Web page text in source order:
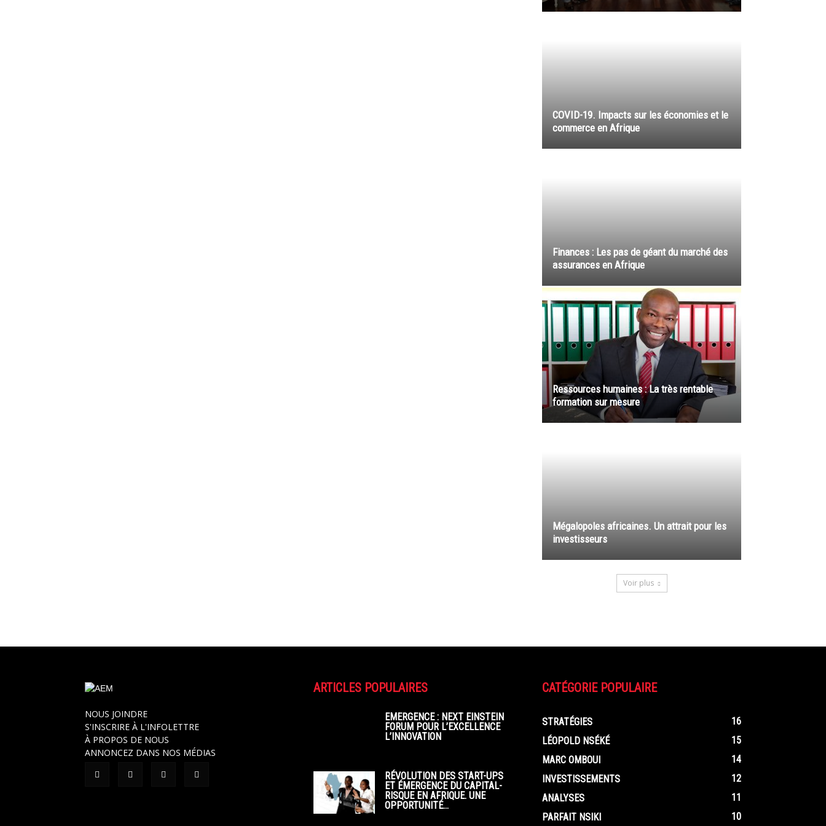
COVID-19. Impacts sur les économies et le
commerce en Afrique
Finances : Les pas de géant du marché des
assurances en Afrique
Ressources humaines : La très rentable
formation sur mesure
Mégalopoles africaines. Un attrait pour les
investisseurs
Voir plus
NOUS JOINDRE
S'INSCRIRE À L'INFOLETTRE
À PROPOS DE NOUS
ANNONCEZ DANS NOS MÉDIAS
ARTICLES POPULAIRES
EMERGENCE : NEXT EINSTEIN
FORUM POUR L’EXCELLENCE
L’INNOVATION
RÉVOLUTION DES START-UPS
ET ÉMERGENCE DU CAPITAL-
RISQUE EN AFRIQUE. UNE
OPPORTUNITÉ...
CATÉGORIE POPULAIRE
STRATÉGIES
16
LÉOPOLD NSÉKÉ
15
MARC OMBOUI
14
INVESTISSEMENTS
12
ANALYSES
11
PARFAIT NSIKI
10